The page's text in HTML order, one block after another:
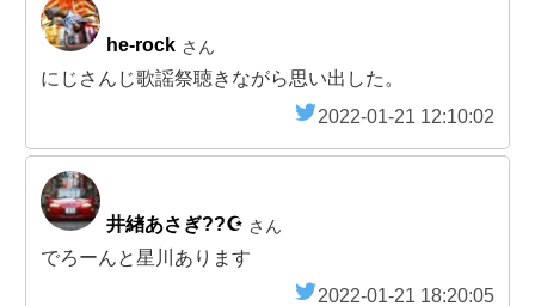
he-rock さん
にじさんじ歌謡祭聴きながら思い出した。
2022-01-21 12:10:02
井緖あさぎ??☪️ さん
でろーんと星川あります
2022-01-21 18:20:05